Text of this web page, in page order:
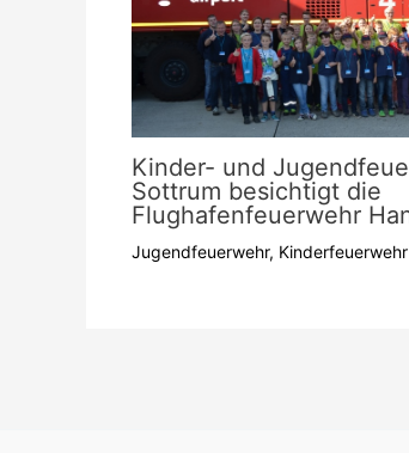
Kinder- und
Sottrum besichtigt die
Flughafenfeuerwehr
Jugendfeuerwehr, Kinderfeuerwehr